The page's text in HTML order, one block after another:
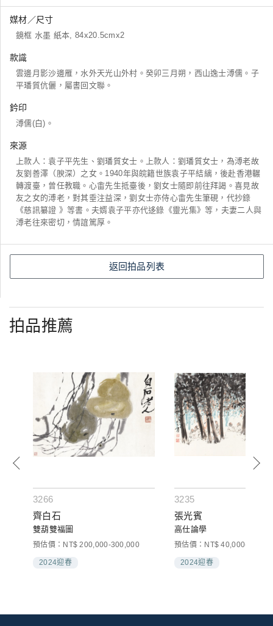
媒材／尺寸
鏡框 水墨 紙本, 84x20.5cmx2
款識
雲邊月影沙邊雁，水外天光山外村。癸卯三月朔，西山逸士溥儒。子
平璠質伉儷，屬書回文聯。
鈐印
溥儒(白)。
來源
上款人：袁子平先生、劉璠質女士。上款人：劉璠質女士，為溥老故
友劉善澤（腴深）之女。1940年與皖籍世族袁子平結縭，後赴香港輾
轉渡臺，曾任教職。心畬先生抵臺後，劉女士隨即前往拜謁。喜見故
友之女的溥老，對其垂注益深，劉女士亦侍心畬先生筆硯，代抄錄
《慈訊纂證 》等書。夫婿袁子平亦代迻錄《靈光集》等，夫妻二人與
溥老往來密切，情誼篤厚。
返回拍品列表
拍品推薦
3266
齊白石
雙葫雙福圖
預估價：NT$ 200,000-300,000
2024迎春
3235
張光賓
高仕論學
預估價：NT$ 40,000-60,000
2024迎春